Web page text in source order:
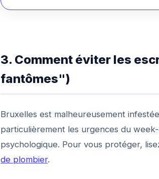
3. Comment éviter les
fantômes")
Bruxelles est malheureusement
particulièrement les urgences du
psychologique. Pour vous protéger,
de plombier.